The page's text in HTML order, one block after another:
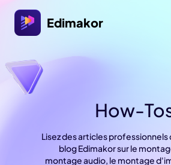
Edimakor
How-
Lisez des articles professionnels
blog Edimakor sur le
montage audio, le montage